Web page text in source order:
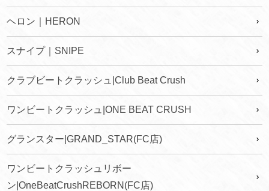
ヘロン｜HERON
スナイプ｜SNIPE
クラブビートクラッシュ|Club Beat Crush
ワンビートクラッシュ|ONE BEAT CRUSH
グランスター|GRAND_STAR(FC店)
ワンビートクラッシュリボー
ン|OneBeatCrushREBORN(FC店)